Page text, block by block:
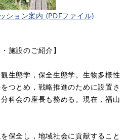
ション案内 (PDFファイル)
施設のご紹介】
生態学，保全生態学。生物多様性
つとめ，戦略推進のために設置さ
科会の座長も務める。現在，福山
保全し，地域社会に貢献すること